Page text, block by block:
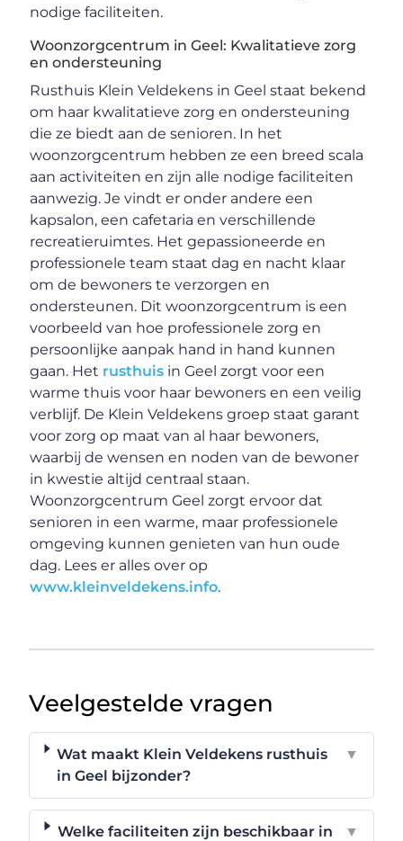
nodige faciliteiten.
Woonzorgcentrum in Geel: Kwalitatieve zorg
en ondersteuning
Rusthuis Klein Veldekens in Geel staat bekend
om haar kwalitatieve zorg en ondersteuning
die ze biedt aan de senioren. In het
woonzorgcentrum hebben ze een breed scala
aan activiteiten en zijn alle nodige faciliteiten
aanwezig. Je vindt er onder andere een
kapsalon, een cafetaria en verschillende
recreatieruimtes. Het gepassioneerde en
professionele team staat dag en nacht klaar
om de bewoners te verzorgen en
ondersteunen. Dit woonzorgcentrum is een
voorbeeld van hoe professionele zorg en
persoonlijke aanpak hand in hand kunnen
gaan. Het rusthuis in Geel zorgt voor een
warme thuis voor haar bewoners en een veilig
verblijf. De Klein Veldekens groep staat garant
voor zorg op maat van al haar bewoners,
waarbij de wensen en noden van de bewoner
in kwestie altijd centraal staan.
Woonzorgcentrum Geel zorgt ervoor dat
senioren in een warme, maar professionele
omgeving kunnen genieten van hun oude
dag. Lees er alles over op
www.kleinveldekens.info.
Veelgestelde vragen
Wat maakt Klein Veldekens rusthuis
in Geel bijzonder?
▼
Welke faciliteiten zijn beschikbaar in
▼